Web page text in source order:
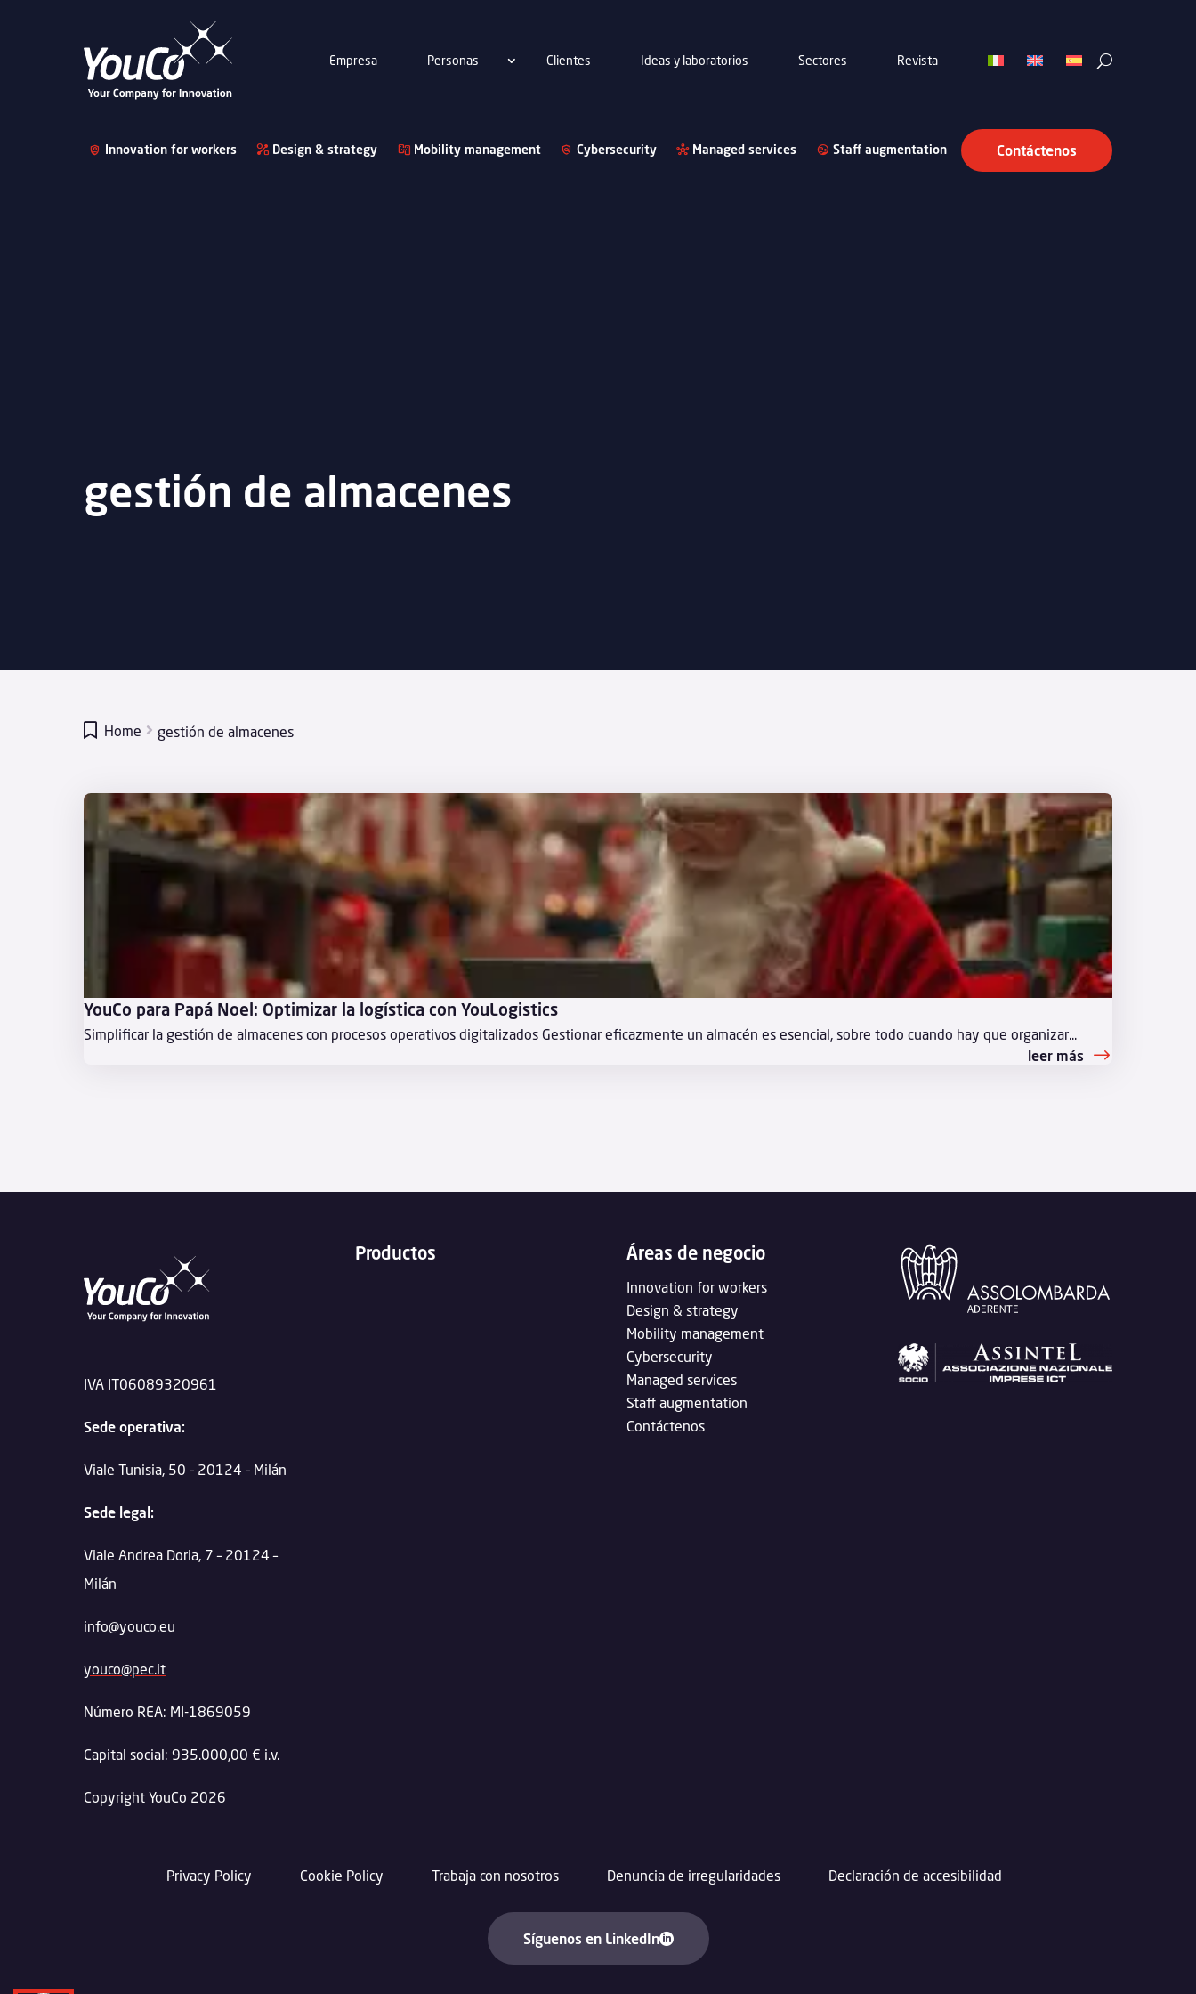
Empresa Personas Clientes Ideas y laboratorios Sectores Revista
Innovation for workers Design & strategy Mobility management Cybersecurity Managed services Staff augmentation Contáctenos
gestión de almacenes
 Home gestión de almacenes
YouCo para Papá Noel: Optimizar la logística con YouLogistics
Simplificar la gestión de almacenes con procesos operativos digitalizados Gestionar eficazmente un almacén es esencial, sobre todo cuando hay que organizar...
leer más
IVA IT06089320961
Sede operativa:
Viale Tunisia, 50 – 20124 – Milán
Sede legal:
Viale Andrea Doria, 7 – 20124 –
Milán
info@youco.eu
youco@pec.it
Número REA: MI-1869059
Capital social: 935.000,00 € i.v.
Copyright YouCo 2026
Productos Áreas de negocio
Innovation for workers
Design & strategy
Mobility management
Cybersecurity
Managed services
Staff augmentation
Contáctenos
Privacy Policy Cookie Policy Trabaja con nosotros Denuncia de irregularidades Declaración de accesibilidad
Síguenos en LinkedIn